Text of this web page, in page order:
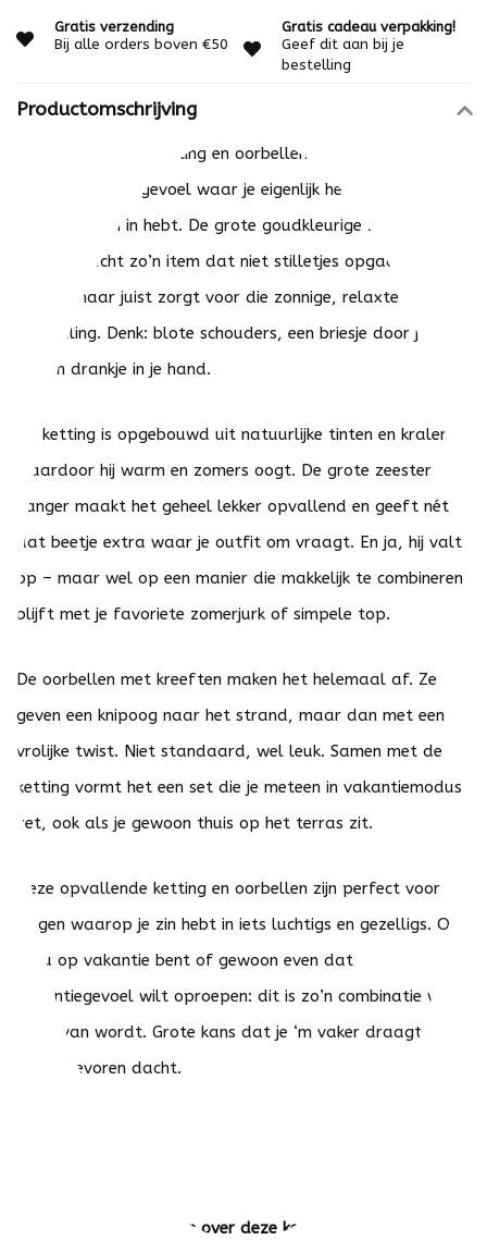
Gratis verzending
Bij alle orders boven €50
Gratis cadeau verpakking!
Geef dit aan bij je
bestelling
Productomschrijving
Deze opvallende ketting en oorbellen brengen je meteen in
dat fijne strandgevoel waar je eigenlijk het hele jaar wel
een beetje zin in hebt. De grote goudkleurige zeester
ketting is echt zo’n item dat niet stilletjes opgaat in je
outfit, maar juist zorgt voor die zonnige, relaxte
uitstraling. Denk: blote schouders, een briesje door je haar
en een drankje in je hand.
De ketting is opgebouwd uit natuurlijke tinten en kralen,
waardoor hij warm en zomers oogt. De grote zeester
hanger maakt het geheel lekker opvallend en geeft nét
dat beetje extra waar je outfit om vraagt. En ja, hij valt
op – maar wel op een manier die makkelijk te combineren
blijft met je favoriete zomerjurk of simpele top.
De oorbellen met kreeften maken het helemaal af. Ze
geven een knipoog naar het strand, maar dan met een
vrolijke twist. Niet standaard, wel leuk. Samen met de
ketting vormt het een set die je meteen in vakantiemodus
zet, ook als je gewoon thuis op het terras zit.
Deze opvallende ketting en oorbellen zijn perfect voor
dagen waarop je zin hebt in iets luchtigs en gezelligs. Of
je nu op vakantie bent of gewoon even dat
vakantiegevoel wilt oproepen: dit is zo’n combinatie waar
je blij van wordt. Grote kans dat je ‘m vaker draagt dan
je van tevoren dacht.
Alles wat je wilt weten over deze kettingen: